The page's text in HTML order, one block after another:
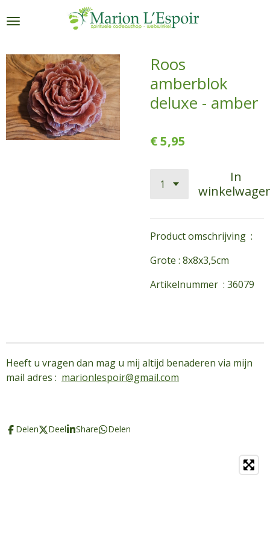
direct
de
hoofdinhoud
Roos
amberblok
deluxe - amber
€ 5,95
In
Product omschrijving :
Grote : 8x8x3,5cm
Artikelnummer : 36079
Heeft u vragen dan mag u mij altijd benaderen via mijn
mail adres : marionlespoir@gmail.com
Delen Deel Share Delen